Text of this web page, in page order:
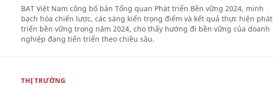
BAT Việt Nam công bố bản Tổng quan Phát triển Bền vững 2024, minh
bạch hóa chiến lược, các sáng kiến trọng điểm và kết quả thực hiện phát
triển bền vững trong năm 2024, cho thấy hướng đi bền vững của doanh
nghiệp đang tiến triển theo chiều sâu.
THỊ TRƯỜNG